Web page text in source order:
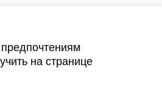
на странице